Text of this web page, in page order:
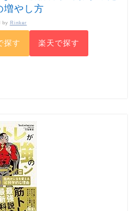
増やし方
by Rinker
探す 楽天で探す